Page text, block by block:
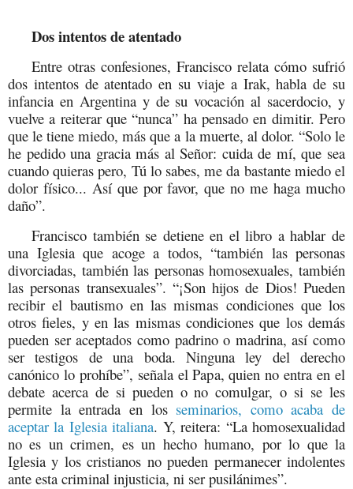
Dos intentos de atentado
Entre otras confesiones, Francisco relata cómo sufrió
dos intentos de atentado en su viaje a Irak, habla de su
infancia en Argentina y de su vocación al sacerdocio, y
vuelve a reiterar que “nunca” ha pensado en dimitir. Pero
que le tiene miedo, más que a la muerte, al dolor. “Solo le
he pedido una gracia más al Señor: cuida de mí, que sea
cuando quieras pero, Tú lo sabes, me da bastante miedo el
dolor físico... Así que por favor, que no me haga mucho
daño”.
Francisco también se detiene en el libro a hablar de
una Iglesia que acoge a todos, “también las personas
divorciadas, también las personas homosexuales, también
las personas transexuales”. “¡Son hijos de Dios! Pueden
recibir el bautismo en las mismas condiciones que los
otros fieles, y en las mismas condiciones que los demás
pueden ser aceptados como padrino o madrina, así como
ser testigos de una boda. Ninguna ley del derecho
canónico lo prohíbe”, señala el Papa, quien no entra en el
debate acerca de si pueden o no comulgar, o si se les
permite la entrada en losseminarios, como acaba de
aceptar la Iglesia italiana. Y, reitera: “La homosexualidad
no es un crimen, es un hecho humano, por lo que la
Iglesia y los cristianos no pueden permanecer indolentes
ante esta criminal injusticia, ni ser pusilánimes”.